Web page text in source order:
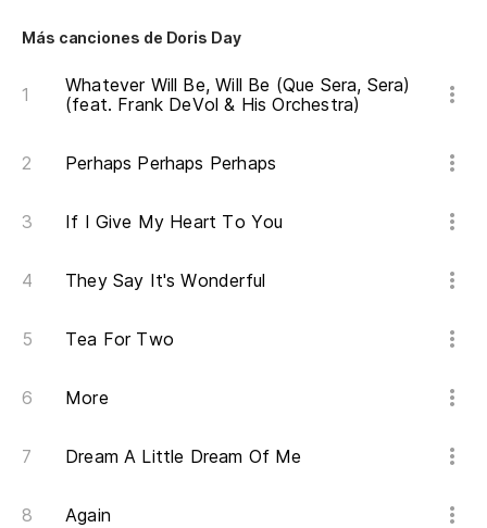
Más canciones de Doris Day
Whatever Will Be, Will Be (Que Sera, Sera)
(feat. Frank DeVol & His Orchestra)
Perhaps Perhaps Perhaps
If I Give My Heart To You
They Say It's Wonderful
Tea For Two
More
Dream A Little Dream Of Me
Again